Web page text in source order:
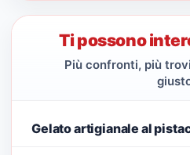
Ti possono
Più confronti, più
Gelato artigianale al